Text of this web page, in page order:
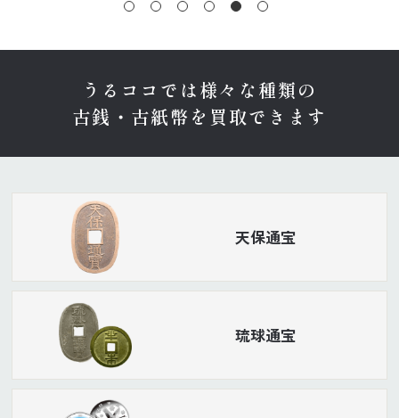
うるココでは様々な種類の
古銭・古紙幣を買取できます
天保通宝
琉球通宝